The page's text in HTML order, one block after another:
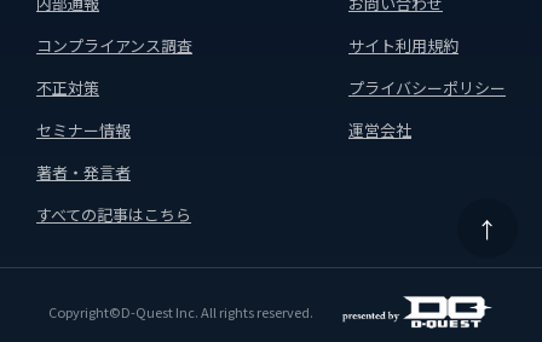
↑
コンプライアンス調査
不正対策
セミナー情報
著者・発言者
すべての記事はこちら
サイト利用規約
プライバシーポリシー
運営会社
Copyright©D-Quest Inc. All rights reserved.